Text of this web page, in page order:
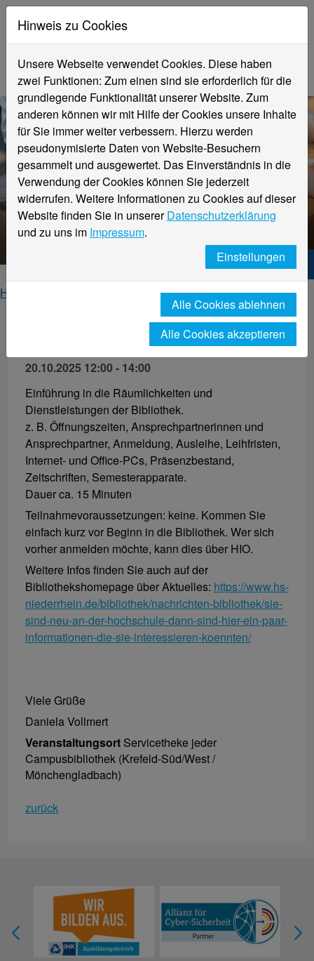
Veranstaltungsdetails
Hochschule Niederrhein. Dein Weg.
Home
Veranstaltungen
Bibliotheksrundgänge
20.10.2025 12:00 - 14:00
Einführung in die Räumlichkeiten und
Dienstleistungen der Bibliothek.
z. B. Öffnungszeiten, Ansprechpartnerinnen und
Ansprechpartner, Anmeldung, Ausleihe, Leihfristen,
Internet- und Office-PCs, Präsenzbestand,
Zeitschriften, Semesterapparate.
Dauer ca. 15 Minuten
Teilnahmevoraussetzungen: keine. Kommen Sie
einfach kurz vor Beginn in die Bibliothek. Wer sich
vorher anmelden möchte, kann dies über HIO.
Weitere Infos finden Sie auch auf der
Bibliothekshomepage über Aktuelles: https://www.hs-
niederrhein.de/bibliothek/nachrichten-bibliothek/sie-
sind-neu-an-der-hochschule-dann-sind-hier-ein-paar-
informationen-die-sie-interessieren-koennten/
Viele Grüße
Daniela Vollmert
Veranstaltungsort Servicetheke jeder
Campusbibliothek (Krefeld-Süd/West /
Mönchengladbach)
zurück
Hinweis zu Cookies
Unsere Webseite verwendet Cookies. Diese haben
zwei Funktionen: Zum einen sind sie erforderlich für die
grundlegende Funktionalität unserer Website. Zum
anderen können wir mit Hilfe der Cookies unsere Inhalte
für Sie immer weiter verbessern. Hierzu werden
pseudonymisierte Daten von Website-Besuchern
gesammelt und ausgewertet. Das Einverständnis in die
Verwendung der Cookies können Sie jederzeit
widerrufen. Weitere Informationen zu Cookies auf dieser
Website finden Sie in unsererDatenschutzerklärung
und zu uns im Impressum.
Einstellungen
Alle Cookies ablehnen
Alle Cookies akzeptieren